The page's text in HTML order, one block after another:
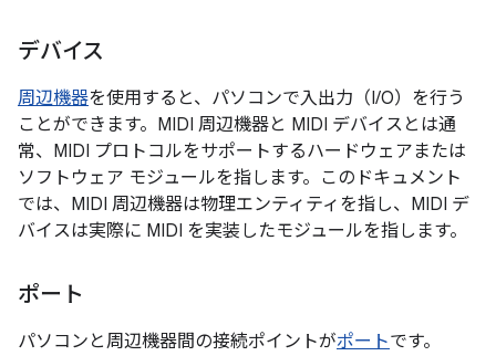
デバイス
周辺機器を使用すると、パソコンで入出力（I/O）を行う
ことができます。 MIDI 周辺機器と MIDI デバイスとは通
常、MIDI プロトコルをサポートするハードウェアまたは
ソフトウェア モジュールを指します。
このドキュメント
では、MIDI 周辺機器は物理エンティティを指し、MIDI デ
バイスは実際に MIDI を実装したモジュールを指します。
ポート
パソコンと周辺機器間の接続ポイントがポートです。